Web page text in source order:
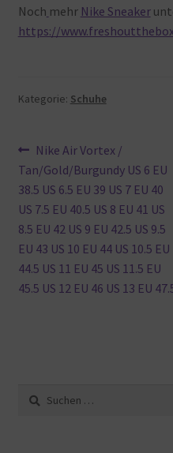
Noch mehr Nike Sneaker
https://
Kategorie: Schuhe
Vorheriger
Beitrag:
Nike Air Vortex /
Tan/Gold/Burgundy US 6 EU
38.5 US 6.5 EU 39 US 7 EU 40
US 7.5 EU 40.5 US 8 EU 41 US
8.5 EU 42 US 9 EU 42.5 US 9.5
EU 43 US 10 EU 44 US 10.5 EU
44.5 US 11 EU 45 US 11.5 EU
45.5 US 12 EU 46 US 13 EU
Suche
nach: